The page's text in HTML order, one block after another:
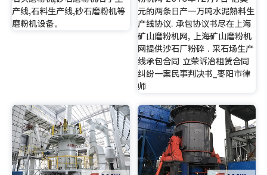
产线,石料生产线,砂石磨粉机等
磨粉机设备。
元的两条日产一万吨水泥熟料生
产线协议. 承包协议书尽在上海
矿山磨粉机网, 上海矿山磨粉机
网提供沙石厂粉碎 . 采石场生产
线承包合同 立荣诉冶租赁合同
纠纷一案民事判决书_枣阳市律
师